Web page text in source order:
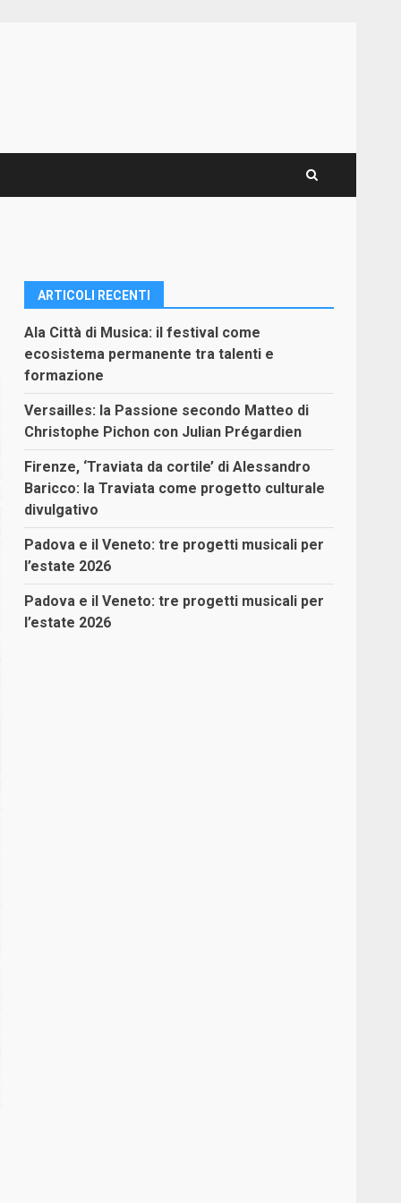
ARTICOLI RECENTI
Ala Città di Musica: il festival come
ecosistema permanente tra talenti e
formazione
Versailles: la Passione secondo Matteo di
Christophe Pichon con Julian Prégardien
Firenze, ‘Traviata da cortile’ di Alessandro
Baricco: la Traviata come progetto culturale
divulgativo
Padova e il Veneto: tre progetti musicali per
l’estate 2026
Padova e il Veneto: tre progetti musicali per
l’estate 2026